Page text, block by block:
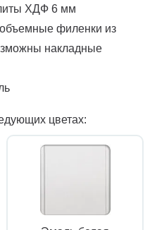
ХДФ 6 мм
филенки из
накладные
цветах: